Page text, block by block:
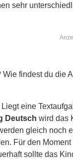
sehr
findest du die
eine
Deutsch wird das
gleich noch
Für den
sollte das